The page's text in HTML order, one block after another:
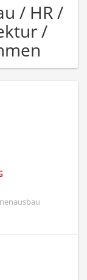
/ HR /
/